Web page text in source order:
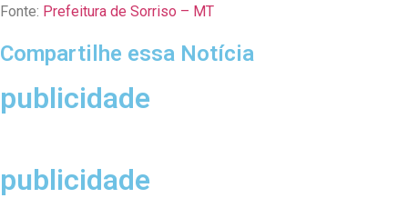
Fonte: Prefeitura de Sorriso – MT
Compartilhe essa Notícia
publicidade
publicidade